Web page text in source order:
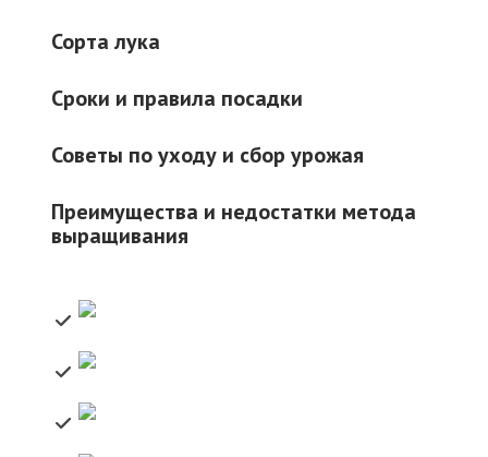
Сорта лука
Сроки и правила посадки
Советы по уходу и сбор урожая
Преимущества и недостатки метода
выращивания